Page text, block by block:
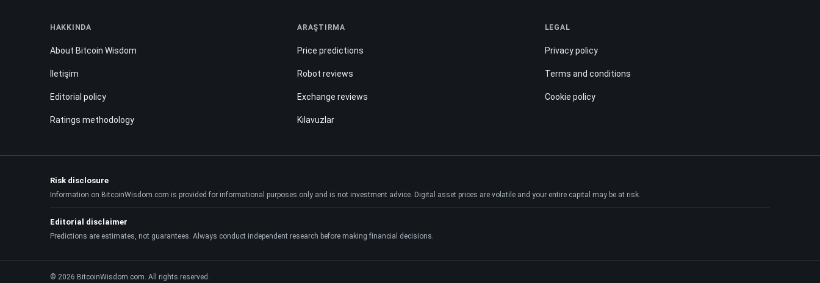
HAKKINDA
About Bitcoin Wisdom
İletişim
Editorial policy
Ratings methodology
ARAŞTIRMA
Price predictions
Robot reviews
Exchange reviews
Kılavuzlar
LEGAL
Privacy policy
Terms and conditions
Cookie policy
Risk disclosure
Information on BitcoinWisdom.com is provided for informational purposes only and is not investment advice. Digital asset prices are volatile and your entire capital may be at risk.
Editorial disclaimer
Predictions are estimates, not guarantees. Always conduct independent research before making financial decisions.
© 2026 BitcoinWisdom.com. All rights reserved.